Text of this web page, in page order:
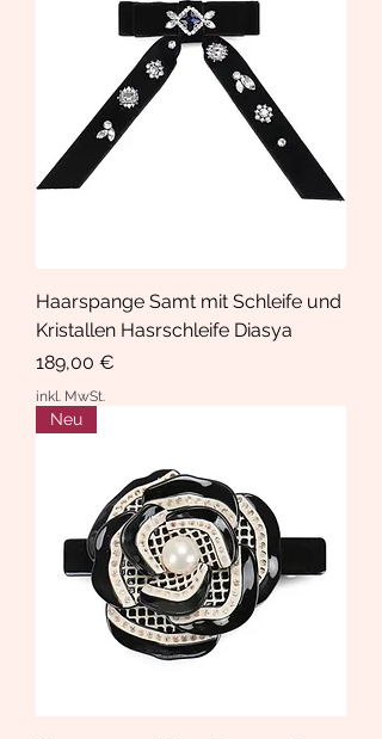
Haarspange Samt mit Schleife und
Kristallen Hasrschleife Diasya
Preis
189,00 €
inkl. MwSt.
Neu